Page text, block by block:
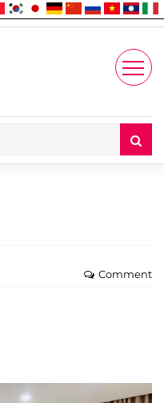
Account
Enjoy
Comment